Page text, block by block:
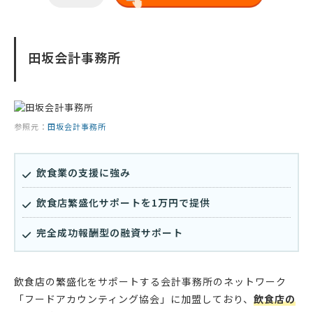
田坂会計事務所
参照元： 田坂会計事務所
飲食業の支援に強み
飲食店繁盛化サポートを1万円で提供
完全成功報酬型の融資サポート
飲食店の繁盛化をサポートする会計事務所のネットワーク
「フードアカウンティング協会」に加盟しており、 飲食店の